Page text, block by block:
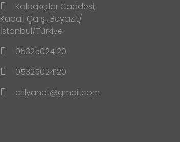
Kalpakçılar Caddesi,
Kapalı Çarşı, Beyazıt/
İstanbul/Türkiye
05325024120
05325024120
crilyanet@gmail.com